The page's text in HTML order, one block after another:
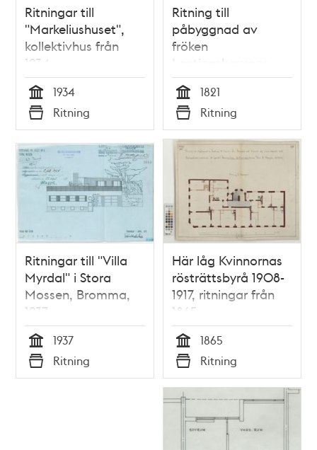
Ritningar till
"Markeliushuset",
kollektivhus från
1934
Tid
1934
Typ
Ritning
Ritning till
påbyggnad av
fröken
Lantingshausens
hus på Blasieholmen
1821
Tid
1821
Typ
Ritning
Ritningar till "Villa
Myrdal" i Stora
Mossen, Bromma,
1937
Tid
1937
Typ
Ritning
Här låg Kvinnornas
rösträttsbyrå 1908-
1917, ritningar från
1865
Tid
1865
Typ
Ritning